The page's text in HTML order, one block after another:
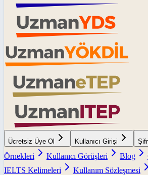
Ücretsiz Üye Ol Kullanıcı Girişi
Örnekleri
Kullanıcı Görüşleri Blog
IELTS Kelimeleri
Kullanım Sözleşmesi